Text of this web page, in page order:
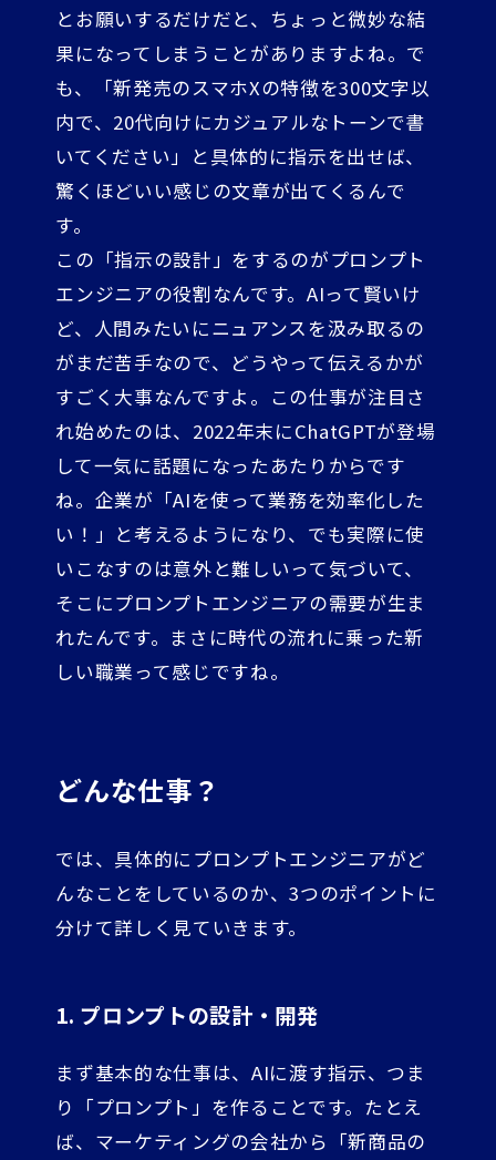
とお願いするだけだと、ちょっと微妙な結
果になってしまうことがありますよね。で
も、「新発売のスマホXの特徴を300文字以
内で、20代向けにカジュアルなトーンで書
いてください」と具体的に指示を出せば、
驚くほどいい感じの文章が出てくるんで
す。
この「指示の設計」をするのがプロンプト
エンジニアの役割なんです。AIって賢いけ
ど、人間みたいにニュアンスを汲み取るの
がまだ苦手なので、どうやって伝えるかが
すごく大事なんですよ。この仕事が注目さ
れ始めたのは、2022年末にChatGPTが登場
して一気に話題になったあたりからです
ね。企業が「AIを使って業務を効率化した
い！」と考えるようになり、でも実際に使
いこなすのは意外と難しいって気づいて、
そこにプロンプトエンジニアの需要が生ま
れたんです。まさに時代の流れに乗った新
しい職業って感じですね。
どんな仕事？
では、具体的にプロンプトエンジニアがど
んなことをしているのか、3つのポイントに
分けて詳しく見ていきます。
1. プロンプトの設計・開発
まず基本的な仕事は、AIに渡す指示、つま
り「プロンプト」を作ることです。たとえ
ば、マーケティングの会社から「新商品の